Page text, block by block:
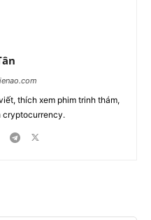
thích xem phim trinh thám,
cryptocurrency.